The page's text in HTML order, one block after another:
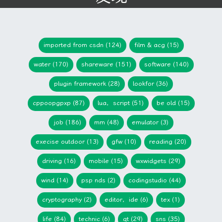
imported from csdn (124) film & acg (15)
water (170) shareware (151) software (140)
plugin framework (28) lookfor (36)
cppoopgpxp (87) lua，script (51) be old (15)
job (186) mm (48) emulator (3)
execise outdoor (13) gfw (10) reading (20)
driving (16) mobile (15) wxwidgets (29)
wind (14) psp nds (2) codingstudio (44)
cryptography (2) editor，ide (6) tex (1)
life (84) technic (6) qt (29) sns (35)